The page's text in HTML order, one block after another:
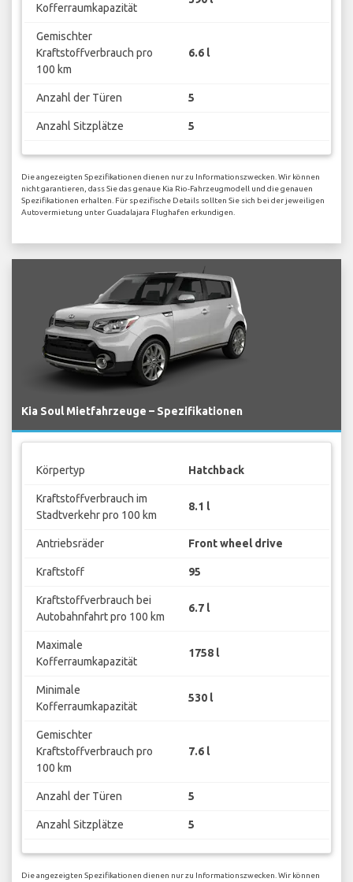
Kofferraumkapazität
Gemischter
Kraftstoffverbrauch pro
100 km
6.6 l
Anzahl der Türen 5
Anzahl Sitzplätze 5
Die angezeigten Spezifikationen dienen nur zu Informationszwecken. Wir können
nicht garantieren, dass Sie das genaue Kia Rio-Fahrzeugmodell und die genauen
Spezifikationen erhalten. Für spezifische Details sollten Sie sich bei der jeweiligen
Autovermietung unter Guadalajara Flughafen erkundigen.
Kia Soul Mietfahrzeuge – Spezifikationen
Körpertyp Hatchback
Kraftstoffverbrauch im
Stadtverkehr pro 100 km
8.1 l
Antriebsräder Front wheel drive
Kraftstoff 95
Kraftstoffverbrauch bei
Autobahnfahrt pro 100 km
6.7 l
Maximale
Kofferraumkapazität
1758 l
Minimale
Kofferraumkapazität
530 l
Gemischter
Kraftstoffverbrauch pro
100 km
7.6 l
Anzahl der Türen 5
Anzahl Sitzplätze 5
Die angezeigten Spezifikationen dienen nur zu Informationszwecken. Wir können